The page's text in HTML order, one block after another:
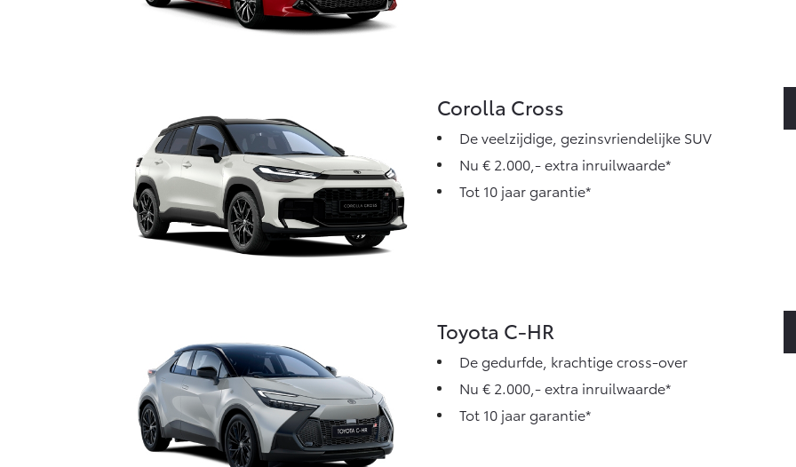
Corolla Cross
De veelzijdige, gezinsvriendelijke SUV
Nu € 2.000,- extra inruilwaarde*
Tot 10 jaar garantie*
Toyota C-HR
De gedurfde, krachtige cross-over
Nu € 2.000,- extra inruilwaarde*
Tot 10 jaar garantie*